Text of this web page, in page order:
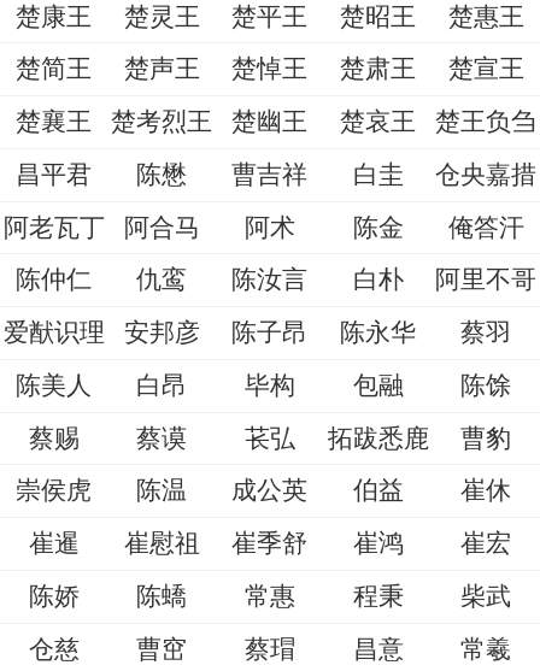
楚康王 楚灵王 楚平王 楚昭王
楚惠王
楚简王
楚声王 楚悼王 楚肃王
楚宣王
楚襄王
楚考烈王 楚幽王 楚哀王
楚王负刍
昌平君
陈懋 曹吉祥 白圭
仓央嘉措
阿老瓦丁
阿合马 阿术 陈金
俺答汗
陈仲仁
仇鸾 陈汝言 白朴
阿里不哥
爱猷识理
安邦彦 陈子昂 陈永华
蔡羽
陈美人
白昂 毕构 包融
陈馀
蔡赐
蔡谟 苌弘 拓跋悉鹿
曹豹
崇侯虎
陈温 成公英 伯益
崔休
崔暹
崔慰祖 崔季舒 崔鸿
崔宏
陈娇
陈蟜 常惠 程秉
柴武
仓慈
曹窋 蔡瑁 昌意
常羲